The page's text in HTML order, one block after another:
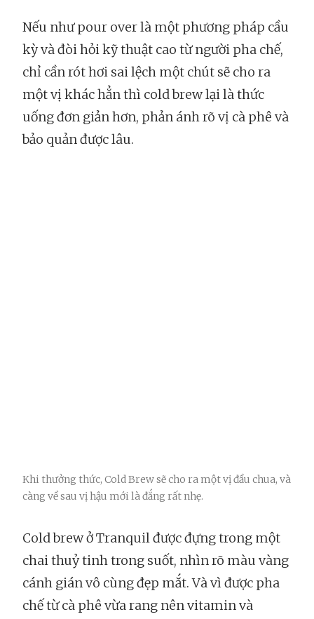
Nếu như pour over là một phương pháp cầu
kỳ và đòi hỏi kỹ thuật cao từ người pha chế,
chỉ cần rót hơi sai lệch một chút sẽ cho ra
một vị khác hẳn thì cold brew lại là thức
uống đơn giản hơn, phản ánh rõ vị cà phê và
bảo quản được lâu.
Khi thưởng thức, Cold Brew sẽ cho ra một vị đầu chua, và
càng về sau vị hậu mới là đắng rất nhẹ.
Cold brew ở Tranquil được đựng trong một
chai thuỷ tinh trong suốt, nhìn rõ màu vàng
cánh gián vô cùng đẹp mắt. Và vì được pha
chế từ cà phê vừa rang nên vitamin và